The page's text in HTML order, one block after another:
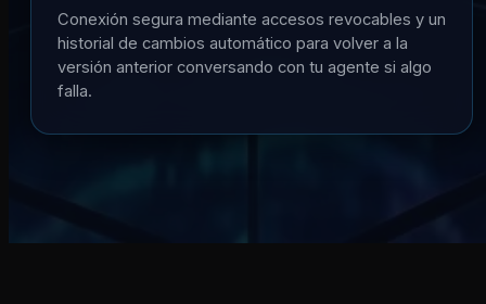
Conexión segura mediante accesos revocables y un
historial de cambios automático para volver a la
versión anterior conversando con tu agente si algo
falla.